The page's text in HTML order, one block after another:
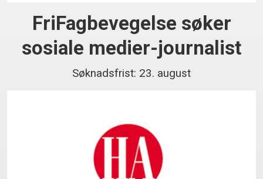
FriFagbevegelse søker
sosiale medier-journalist
Søknadsfrist: 23. august